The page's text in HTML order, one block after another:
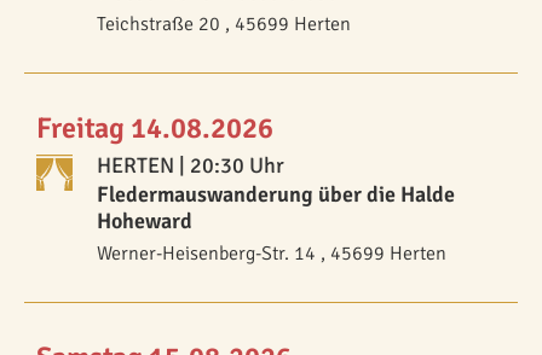
Teichstraße 20 , 45699 Herten
Freitag 14.08.2026
HERTEN | 20:30 Uhr
Fledermauswanderung über die Halde
Hoheward
Werner-Heisenberg-Str. 14 , 45699 Herten